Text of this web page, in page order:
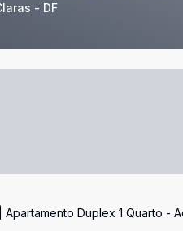
- DF
Duplex 1 Quarto -